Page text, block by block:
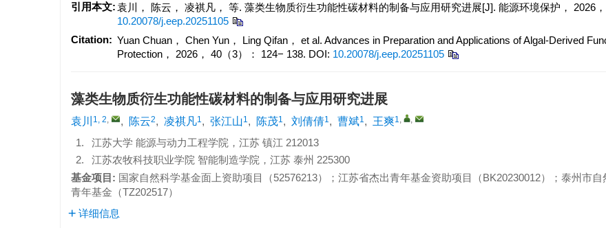
引用本文: 袁川， 陈云， 凌祺凡， 等. 藻类生物质衍生功能性碳材料的制备与应用研究进展[J]. 能源环境保护， 2026
10.20078/j.eep.20251105
Citation: Yuan Chuan， Chen Yun， Ling Qifan， et al. Advances in Preparation and Applications of Algal-Derived
Protection， 2026， 40（3）： 124− 138. DOI: 10.20078/j.eep.20251105
藻类生物质衍生功能性碳材料的制备与应用研究进展
袁川 1, 2, , 陈云2, 凌祺凡1, 张江山1, 陈茂1, 刘倩倩1, 曹斌1, 王爽1, ,
1.
江苏大学 能源与动力工程学院，江苏 镇江 212013
2.
江苏农牧科技职业学院 智能制造学院，江苏 泰州 225300
基金项目: 国家自然科学基金面上资助项目（52576213）；江苏省杰出青年基金资助项目（BK20230012）；泰州市自
青年基金（TZ202517）
详细信息